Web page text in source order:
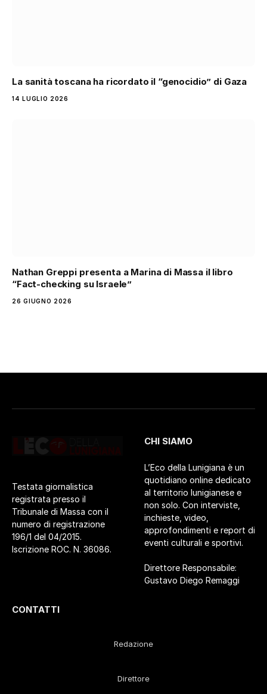
La sanità toscana ha ricordato il “genocidio” di Gaza
14 LUGLIO 2026
Nathan Greppi presenta a Marina di Massa il libro
“Fact-checking su Israele”
26 GIUGNO 2026
Testata giornalistica
registrata presso il
Tribunale di Massa con il
numero di registrazione
196/1 del 04/2015.
Iscrizione ROC. N. 36086.
CHI SIAMO
L’Eco della Lunigiana è un
quotidiano online dedicato
al territorio lunigianese e
non solo. Con interviste,
inchieste, video,
approfondimenti e report di
eventi culturali e sportivi.
Direttore Responsabile:
Gustavo Diego Remaggi
CONTATTI
Redazione
Direttore